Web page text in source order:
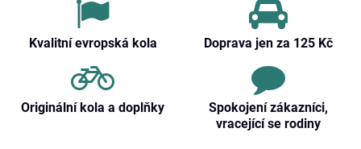
Kvalitní evropská kola Doprava jen za 125 Kč
Originální kola a doplňky
Spokojení zákazníci,
vracející se rodiny